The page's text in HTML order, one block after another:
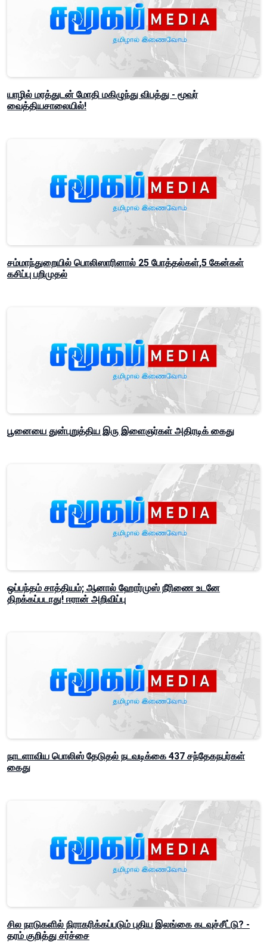
யாழில் மரத்துடன் மோதி மகிழுந்து விபத்து - மூவர்
வைத்தியசாலையில்!
சம்மாந்துறையில் பொலிஸாரினால் 25 போத்தல்கள்,5 கேன்கள்
கசிப்பு பறிமுதல்
பூனையை துன்புறுத்திய இரு இளைஞர்கள் அதிரடிக் கைது
ஒப்பந்தம் சாத்தியம்; ஆனால் ஹோர்முஸ் நீரிணை உடனே
திறக்கப்படாது! ஈரான் அறிவிப்பு
நாடளாவிய பொலிஸ் தேடுதல் நடவடிக்கை 437 சந்தேகநபர்கள்
கைது
சில நாடுகளில் நிராகரிக்கப்படும் புதிய இலங்கை கடவுச்சீட்டு? -
தரம் குறித்து சர்ச்சை